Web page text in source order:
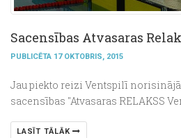
Sacensības Atvasaras
PUBLICĒTA 17 OKTOBRIS, 2015
Jau piekto reizi Ventspilī
sacensības "Atvasaras RELAKSS
LASĪT TĀLĀK